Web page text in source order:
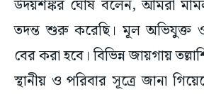
উদয়শঙ্কর ঘোষ বলেন, আমরা
তদন্ত শুরু করেছি। মূল অভিযুক্ত
বের করা হবে। বিভিন্ন জায়গায়
স্থানীয় ও পরিবার সূত্রে জানা